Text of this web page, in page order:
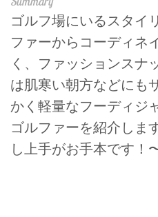
ゴルフ場にいるスタイ
ファーからコーディネ
く、ファッションスナ
は肌寒い朝方などにも
かく軽量なフーディジ
ゴルファーを紹介しま
し上手がお手本です！